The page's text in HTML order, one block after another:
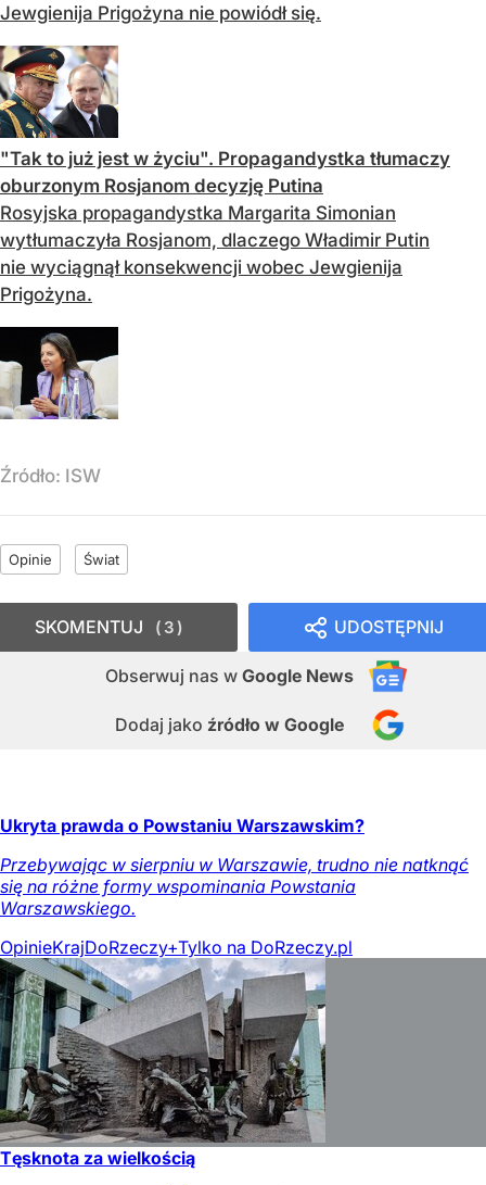
Jewgienija Prigożyna nie powiódł się.
"Tak to już jest w życiu". Propagandystka tłumaczy
oburzonym Rosjanom decyzję Putina
Rosyjska propagandystka Margarita Simonian
wytłumaczyła Rosjanom, dlaczego Władimir Putin
nie wyciągnął konsekwencji wobec Jewgienija
Prigożyna.
Źródło: ISW
Opinie Świat
UDOSTĘPNIJ
Obserwuj nas w Google News
Dodaj jako źródło w Google
SKOMENTUJ 3
Ukryta prawda o Powstaniu Warszawskim?
Przebywając w sierpniu w Warszawie, trudno nie natknąć
się na różne formy wspominania Powstania
Warszawskiego.
OpinieKrajDoRzeczy+Tylko na DoRzeczy.pl
Tęsknota za wielkością